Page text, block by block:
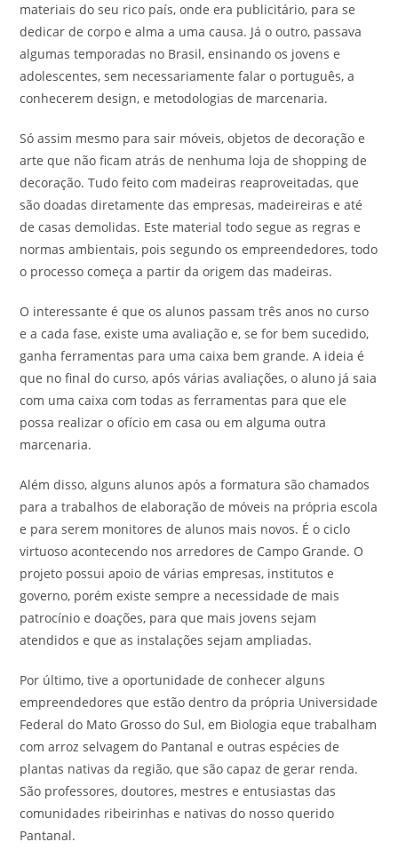
materiais do seu rico país, onde era publicitário, para se
dedicar de corpo e alma a uma causa. Já o outro, passava
algumas temporadas no Brasil, ensinando os jovens e
adolescentes, sem necessariamente falar o português, a
conhecerem design, e metodologias de marcenaria.
Só assim mesmo para sair móveis, objetos de decoração e
arte que não ficam atrás de nenhuma loja de shopping de
decoração. Tudo feito com madeiras reaproveitadas, que
são doadas diretamente das empresas, madeireiras e até
de casas demolidas. Este material todo segue as regras e
normas ambientais, pois segundo os empreendedores, todo
o processo começa a partir da origem das madeiras.
O interessante é que os alunos passam três anos no curso
e a cada fase, existe uma avaliação e, se for bem sucedido,
ganha ferramentas para uma caixa bem grande. A ideia é
que no final do curso, após várias avaliações, o aluno já saia
com uma caixa com todas as ferramentas para que ele
possa realizar o ofício em casa ou em alguma outra
marcenaria.
Além disso, alguns alunos após a formatura são chamados
para a trabalhos de elaboração de móveis na própria escola
e para serem monitores de alunos mais novos. É o ciclo
virtuoso acontecendo nos arredores de Campo Grande. O
projeto possui apoio de várias empresas, institutos e
governo, porém existe sempre a necessidade de mais
patrocínio e doações, para que mais jovens sejam
atendidos e que as instalações sejam ampliadas.
Por último, tive a oportunidade de conhecer alguns
empreendedores que estão dentro da própria Universidade
Federal do Mato Grosso do Sul, em Biologia eque trabalham
com arroz selvagem do Pantanal e outras espécies de
plantas nativas da região, que são capaz de gerar renda.
São professores, doutores, mestres e entusiastas das
comunidades ribeirinhas e nativas do nosso querido
Pantanal.